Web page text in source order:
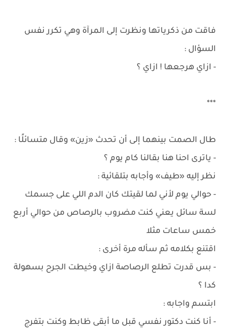
فاقت من ذكرياتها ونظرت إلى المرآة وهي تكرر نفس
السؤال :
- ازاي هرجعها ! ازاي ؟
***
طال الصمت بينهما إلى أن تحدث «زين» وقال متسائلًا :
- ياترى احنا هنا بقالنا كام يوم ؟
نظر إليه «طيف» وأجابه بتلقائية :
- حوالي يوم لأني لما لقيتك كان الدم اللي على جسمك
لسة سائل يعني كنت مضروب بالرصاص من حوالي أربع
خمس ساعات مثلا
اقتنع بكلامه ثم سأله مرة أخرى :
- بس قدرت تطلع الرصاصة ازاي وخيطت الجرح بسهولة
كدا ؟
ابتسم واجابه :
- أنا كنت دكتور نفسي قبل ما أبقى ظابط وكنت بتفرج